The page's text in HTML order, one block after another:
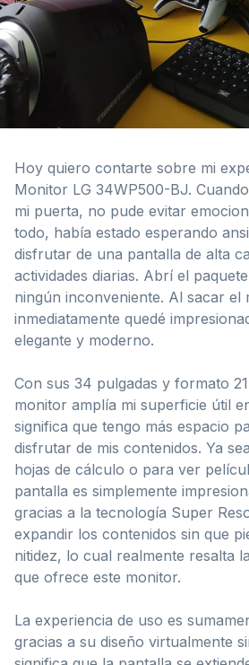
Hoy quiero contarte sobre mi
Monitor LG 34WP500-BJ.
mi puerta, no pude evitar
todo, había estado esperando
disfrutar de una pantalla de alta
actividades diarias. Abrí el
ningún inconveniente. Al sacar el
inmediatamente quedé
elegante y moderno.
Con sus 34 pulgadas y formato
monitor amplía mi superficie útil
significa que tengo más espacio
disfrutar de mis contenidos. Ya
hojas de cálculo o para ver
pantalla es simplemente
gracias a la tecnología Super
expandir los contenidos sin que
nitidez, lo cual realmente resalta
que ofrece este monitor.
La experiencia de uso es
gracias a su diseño virtualmente